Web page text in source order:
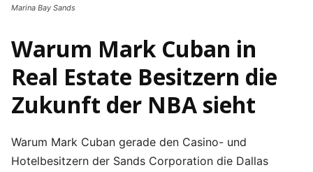
Marina Bay Sands
Warum Mark Cuban in
Real Estate Besitzern die
Zukunft der NBA sieht
Warum Mark Cuban gerade den Casino- und
Hotelbesitzern der Sands Corporation die Dallas